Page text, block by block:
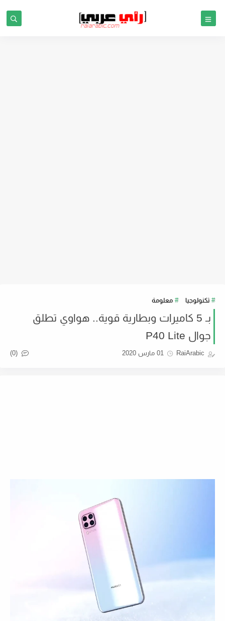
تكنولوجيا معلومة
بـ 5 كاميرات وبطارية قوية.. هواوي تطلق
جوال P40 Lite
RaiArabic 01 مارس 2020 (0)